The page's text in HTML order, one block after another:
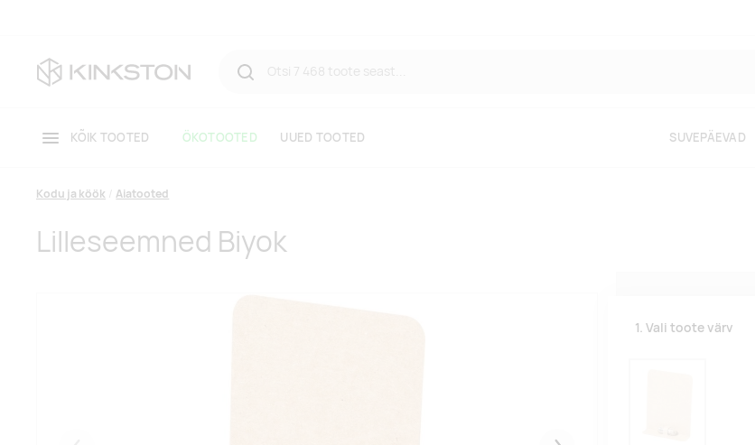
KÕIK TOOTED ÖKOTOOTED UUED TOOTED SUVEPÄEVAD
Kodu ja köök Aiatooted
Lilleseemned Biyok
1. Vali toote värv